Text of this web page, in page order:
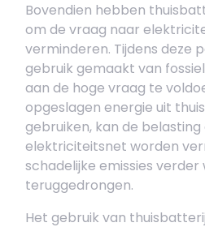
Bovendien hebben
om de vraag naar
verminderen. Tijdens deze
gebruik gemaakt van
aan de hoge vraag te
opgeslagen energie uit
gebruiken, kan de
elektriciteitsnet worden
schadelijke emissies verder
teruggedrongen.
Het gebruik van